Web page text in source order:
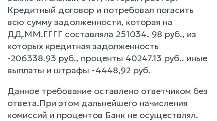
Кредитный договор и потребовал погасить
всю сумму задолженности, которая на
ДД.ММ.ГГГГ составляла 251034. 98 руб., из
которых кредитная задолженность
-206338.93 руб., проценты 40247.13 руб.. иные
выплаты и штрафы -4448,92 руб.
Данное требование оставлено ответчиком без
ответа.При этом дальнейшего начисления
комиссий и процентов Банк не осуществлял.